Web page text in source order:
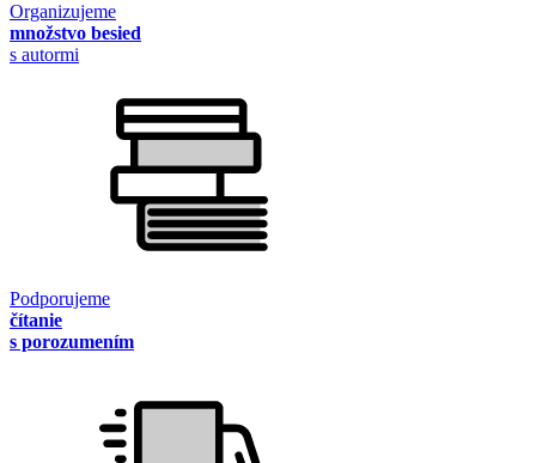
Organizujeme
množstvo besied
s autormi
Podporujeme
čítanie
s porozumením